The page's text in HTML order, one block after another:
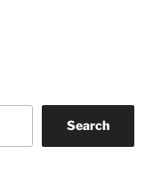
Search